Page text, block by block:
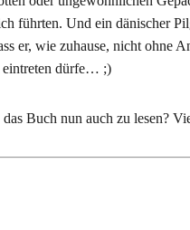
führten. Und ein dänischer
er, wie zuhause, nicht ohne
eintreten dürfe… ;)
Buch nun auch zu lesen?